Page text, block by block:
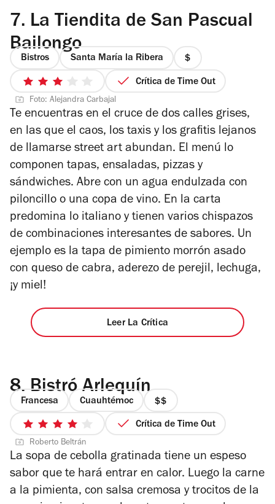
7. La Tiendita de San Pascual
Bailongo
Bistros Santa María la Ribera
precio
1
4
3
de
5
estrellas
Crítica de Time Out
Foto: Alejandra Carbajal
Te encuentras en el cruce de dos calles grises,
en las que el caos, los taxis y los grafitis lejanos
de llamarse street art abundan. El menú lo
componen tapas, ensaladas, pizzas y
sándwiches. Abre con un agua endulzada con
piloncillo o una copa de vino. En la carta
predomina lo italiano y tienen varios chispazos
de combinaciones interesantes de sabores. Un
ejemplo es la tapa de pimiento morrón asado
con queso de cabra, aderezo de perejil, lechuga,
¡y miel!
Leer La Crítica
8. Bistró Arlequín
Francesa Cuauhtémoc
precio
2
4
4
de
5
estrellas
Crítica de Time Out
Roberto Beltrán
La sopa de cebolla gratinada tiene un espeso
sabor que te hará entrar en calor. Luego la carne
a la pimienta, con salsa cremosa y trocitos de la